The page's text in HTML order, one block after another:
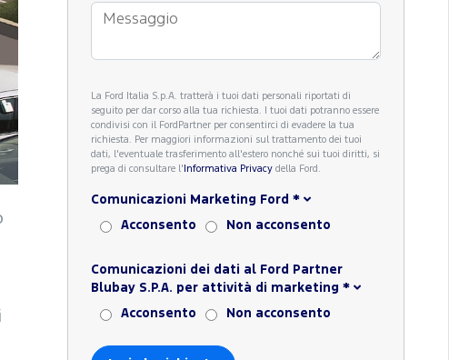
La Ford Italia S.p.A. tratterà i tuoi dati personali riportati di
seguito per dar corso alla tua richiesta. I tuoi dati potranno essere
condivisi con il FordPartner per consentirci di evadere la tua
richiesta. Per maggiori informazioni sul trattamento dei tuoi
dati, l'eventuale trasferimento all'estero nonché sui tuoi diritti, si
prega di consultare l' Informativa Privacydella Ford.
Comunicazioni Marketing Ford *
Acconsento Non acconsento
Comunicazioni dei dati al Ford Partner
Blubay S.P.A. per attività di marketing *
Acconsento Non acconsento